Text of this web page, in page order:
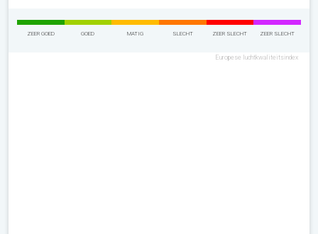
ZEER GOED GOED MATIG SLECHT ZEER SLECHT ZEER SLECHT
Europese luchtkwaliteitsindex